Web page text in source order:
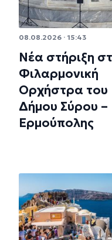
08.08.2026 · 15:43
Νέα στήριξη
Φιλαρμονική
Ορχήστρα του
Δήμου Σύρου –
Ερμούπολης